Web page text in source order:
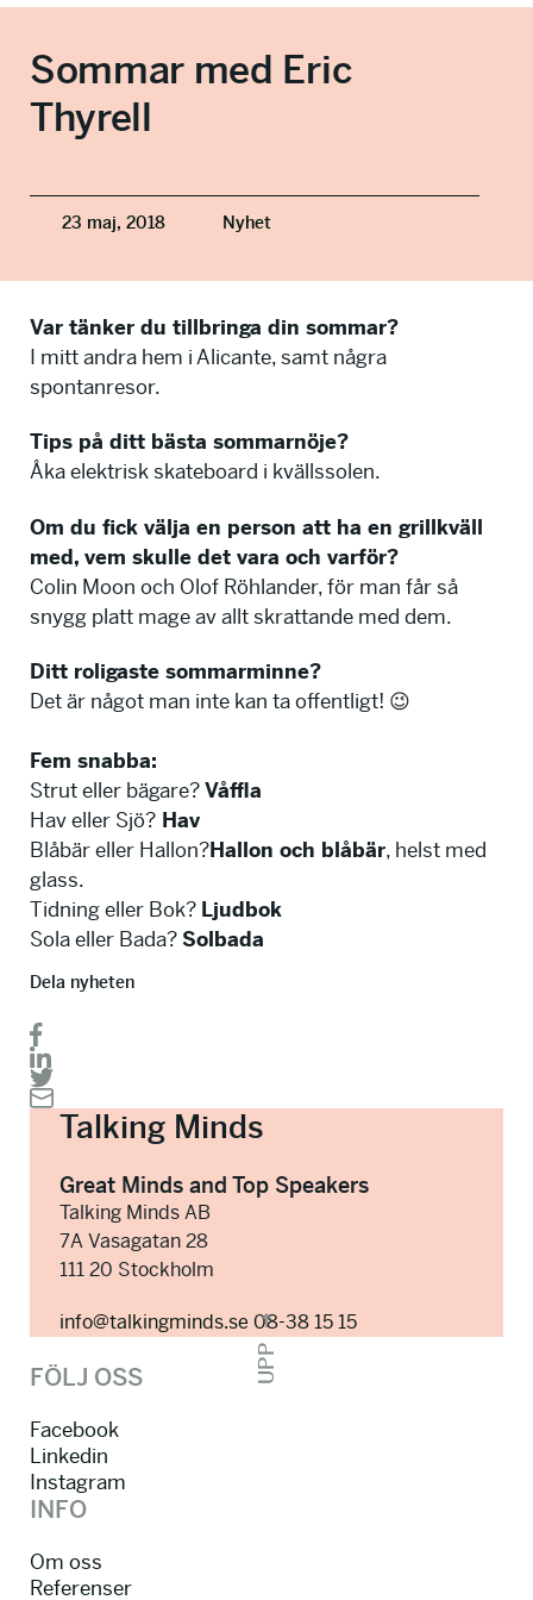
Sommar med Eric
Thyrell
23 maj, 2018 Nyhet
Var tänker du tillbringa din sommar?
I mitt andra hem i Alicante, samt några
spontanresor.
Tips på ditt bästa sommarnöje?
Åka elektrisk skateboard i kvällssolen.
Om du fick välja en person att ha en grillkväll
med, vem skulle det vara och varför?
Colin Moon och Olof Röhlander, för man får så
snygg platt mage av allt skrattande med dem.
Ditt roligaste sommarminne?
Det är något man inte kan ta offentligt! 😉
Fem snabba:
Strut eller bägare?Våffla
Hav eller Sjö? Hav
Blåbär eller Hallon?Hallon och blåbär, helst med
glass.
Tidning eller Bok? Ljudbok
Sola eller Bada? Solbada
Dela nyheten
Talking Minds
Great Minds and Top Speakers
Talking Minds AB
7A Vasagatan 28
111 20 Stockholm
info@talkingminds.se 08-38 15 15
UPP
FÖLJ OSS
Facebook
Linkedin
Instagram
INFO
Om oss
Referenser